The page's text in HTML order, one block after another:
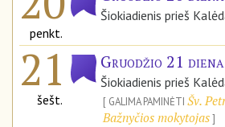
penkt.
Šiokiadienis prieš
21
šešt.
Gruodžio 21 diena
Šiokiadienis prieš
GALIMA PAMINĖTI Šv.
Bažnyčios mokytojas